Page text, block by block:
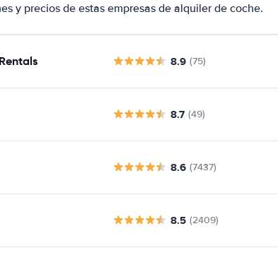
y precios de estas empresas de alquiler de coche.
8.9 (75)
8.7 (49)
8.6 (7437)
8.5 (2409)